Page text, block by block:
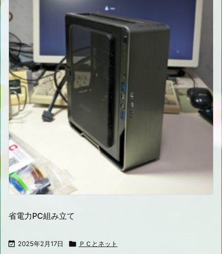
省電力PC組み立て
 2025年2月17日  ＰＣとネット